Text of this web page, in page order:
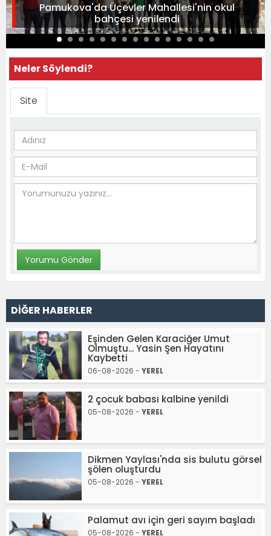
Pamukova'da Üçevler Mahallesi'nin okul
bahçesi yenilendi
Neler Söylendi?
Site
DİĞER HABERLER
Eşinden Gelen Karaciğer Umut
Olmuştu... Yasin Şen Hayatını
Kaybetti
06-08-2026 - YEREL
2 çocuk babası kalbine yenildi
05-08-2026 - YEREL
Dikmen Yaylası'nda sis bulutu görsel
şölen oluşturdu
05-08-2026 - YEREL
Palamut avı için geri sayım başladı
05-08-2026 - YEREL